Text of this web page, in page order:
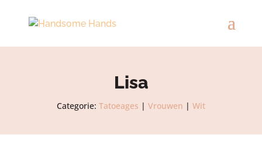
Lisa
Categorie: Tatoeages | Vrouwen | Wit